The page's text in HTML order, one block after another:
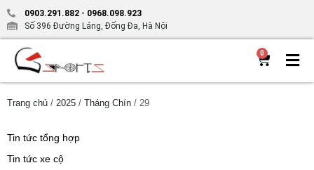
0903.291.882 - 0968.098.923
Số 396 Đường Láng, Đống Đa, Hà Nội
0
Trang chủ / 2025 / Tháng Chín / 29
Tin tức tổng hợp
Tin tức xe cộ